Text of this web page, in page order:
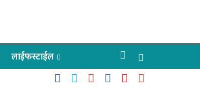
लाईफस्टाईल